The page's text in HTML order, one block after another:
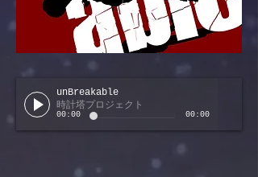
unBreakable
時計塔プロジェクト
00:00 00:00